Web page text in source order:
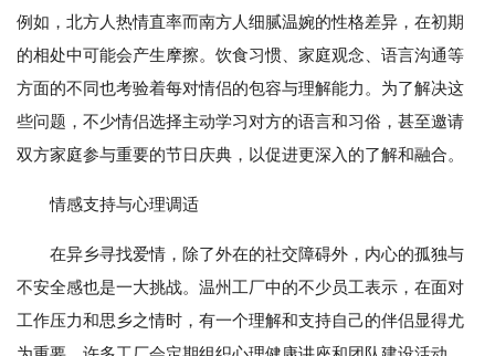
例如，北方人热情直率而南方人细腻温婉的性格差异，在初期
的相处中可能会产生摩擦。饮食习惯、家庭观念、语言沟通等
方面的不同也考验着每对情侣的包容与理解能力。为了解决这
些问题，不少情侣选择主动学习对方的语言和习俗，甚至邀请
双方家庭参与重要的节日庆典，以促进更深入的了解和融合。
情感支持与心理调适
在异乡寻找爱情，除了外在的社交障碍外，内心的孤独与
不安全感也是一大挑战。温州工厂中的不少员工表示，在面对
工作压力和思乡之情时，有一个理解和支持自己的伴侣显得尤